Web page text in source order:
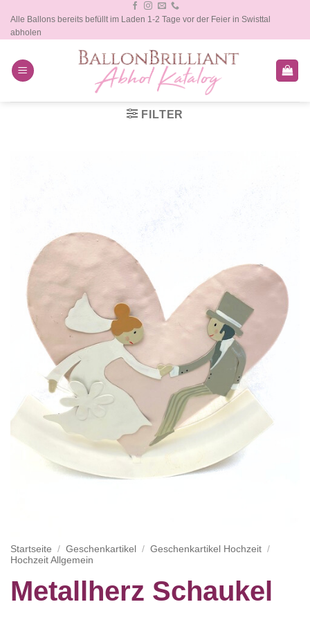
Inhalt
springen
Alle Ballons bereits befüllt im Laden 1-2 Tage vor der Feier in Swisttal
abholen
FILTER
Startseite / Geschenkartikel / Geschenkartikel Hochzeit /
Hochzeit Allgemein
Metallherz Schaukel